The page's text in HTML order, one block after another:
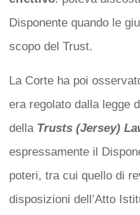
Disponente quando le
scopo del Trust.
La Corte ha poi
era regolato dalla legge
della Trusts (Jersey)
espressamente il
poteri, tra cui quello di
disposizioni dell’Atto